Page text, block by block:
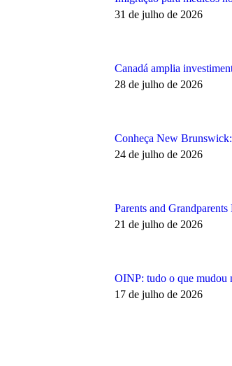
31 de julho de 2026
Canadá amplia
28 de julho de 2026
Conheça New Brunswick:
24 de julho de 2026
Parents and
21 de julho de 2026
OINP: tudo o que mudou
17 de julho de 2026